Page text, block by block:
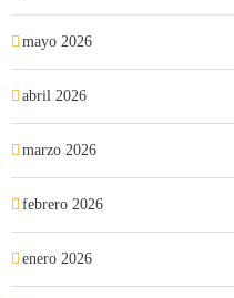
mayo 2026
abril 2026
marzo 2026
febrero 2026
enero 2026